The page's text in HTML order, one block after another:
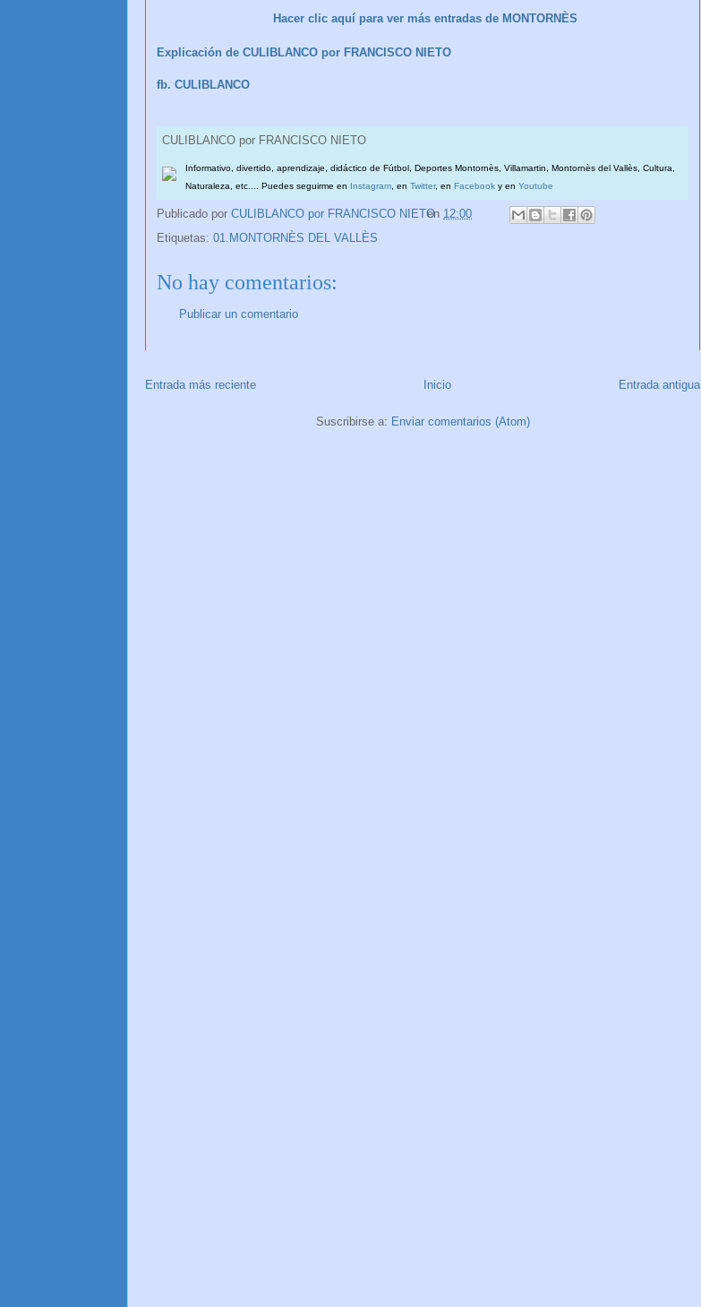
Hacer clic aquí para ver más entradas de MONTORNÈS
Explicación de CULIBLANCO por FRANCISCO NIETO
fb. CULIBLANCO
CULIBLANCO por FRANCISCO NIETO
Informativo, divertido, aprendizaje, didáctico de Fútbol, Deportes Montornès, Villamartin, Montornès del Vallès, Cultura,
Naturaleza, etc.... Puedes seguirme en
Instagram, en Twitter, en Facebook y en Youtube
Publicado por CULIBLANCO por FRANCISCO NIETO
en 12:00
Etiquetas: 01.MONTORNÈS DEL VALLÈS
No hay comentarios:
Publicar un comentario
Entrada más reciente Entrada antigua
Inicio
Suscribirse a: Enviar comentarios (Atom)